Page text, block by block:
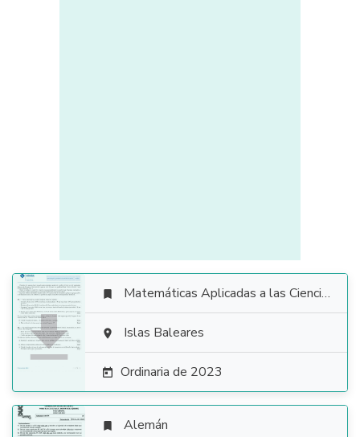

 Matemáticas Aplicadas a las Ciencias Sociales
 Islas Baleares
 Ordinaria de 2023
 Alemán